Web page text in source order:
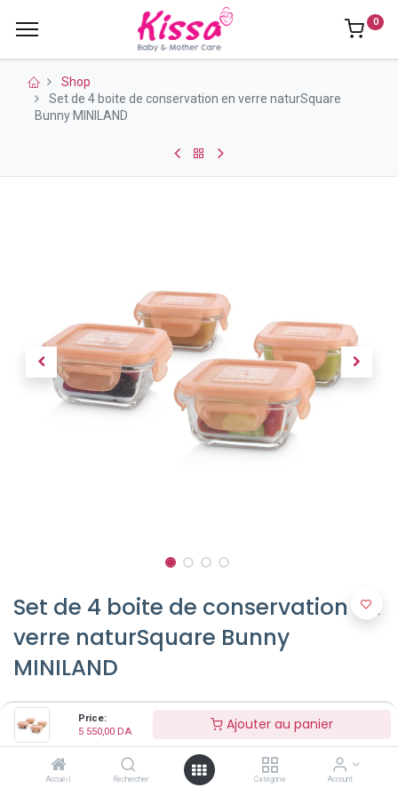
Price:
5 550,00 DA Ajouter au panier
Accueil Rechercher Catégorie Account
0
Shop
Set de 4 boite de conservation en verre naturSquare
Bunny MINILAND
Set de 4 boite de conservation en
verre naturSquare Bunny
MINILAND
5 550,00DA